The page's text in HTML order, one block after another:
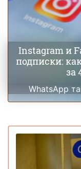
Instagram и
подписки:
за
WhatsApp